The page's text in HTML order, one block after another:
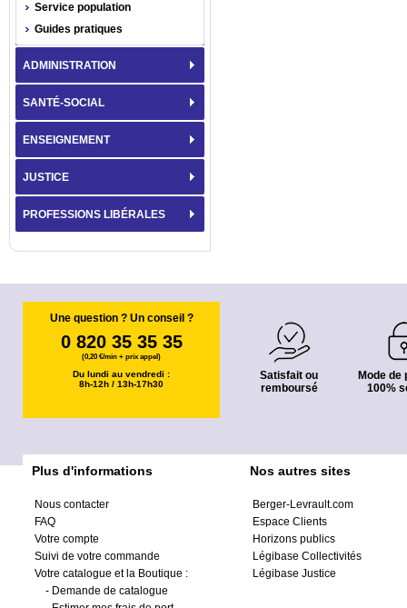
Service population
Guides pratiques
ADMINISTRATION
SANTÉ-SOCIAL
ENSEIGNEMENT
JUSTICE
PROFESSIONS LIBÉRALES
Une question ? Un conseil ?
0 820 35 35 35
(0,20 €/min + prix appel)
Du lundi au vendredi :
8h-12h / 13h-17h30
Satisfait ou
remboursé
Mode de
100%
Plus d'informations
Nous contacter
FAQ
Votre compte
Suivi de votre commande
Votre catalogue et la Boutique :
- Demande de catalogue
Nos autres sites
Berger-Levrault.com
Espace Clients
Horizons publics
Légibase Collectivités
Légibase Justice